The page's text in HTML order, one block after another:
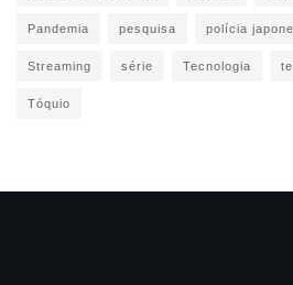
Pandemia pesquisa polícia
Streaming série Tecnologia
Tóquio